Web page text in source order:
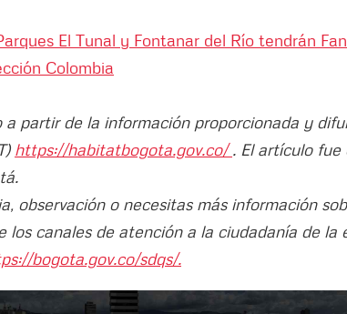
El Tunal y Fontanar del Río tendrán
Colombia
partir de la información proporcionada y
https://habitatbogota.gov.co/. El artículo fue
observación o necesitas más información
los canales de atención a la ciudadanía de la
bogota.gov.co/sdqs/.